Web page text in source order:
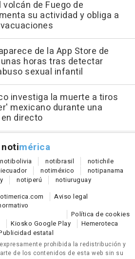
volcán de Fuego de
su actividad y obliga a
de la App Store de
horas tras detectar
sexual infantil
investiga la muerte a tiros
mexicano durante una
directo
notimérica
notibolivia notibrasil notichile
ecuador notiméxico notipanama
notiperú notiuruguay
Aviso legal
Política de cookies
Kiosko Google Play
Hemeroteca
estatal
prohibida la redistribución y
de los contenidos de esta web sin su